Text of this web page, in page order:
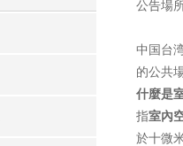
公告場
中国台
的公共
什麼是
指室內
於十微